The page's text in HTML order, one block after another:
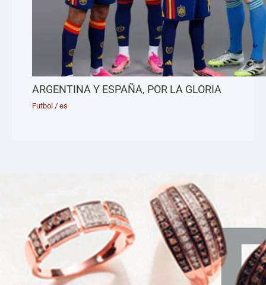
ARGENTINA Y ESPAÑA, POR LA GLORIA
Futbol /es